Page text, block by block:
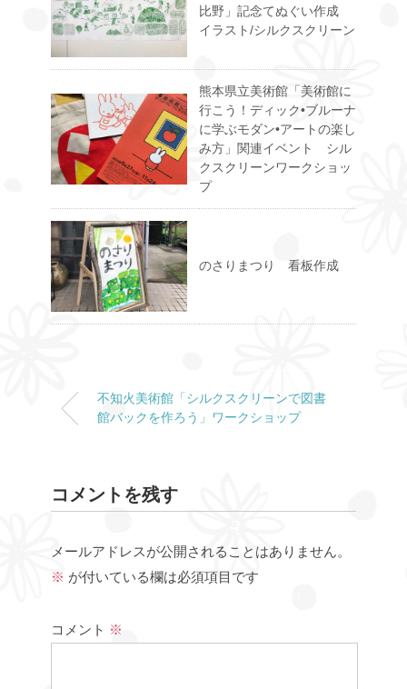
比野」記念てぬぐい作成
イラスト/シルクスクリーン
熊本県立美術館「美術館に
行こう！ディック•ブルーナ
に学ぶモダン•アートの楽し
み方」関連イベント シル
クスクリーンワークショッ
プ
のさりまつり 看板作成
不知火美術館「シルクスクリーンで図書
館バックを作ろう」ワークショップ
コメントを残す
メールアドレスが公開されることはありません。
※ が付いている欄は必須項目です
コメント ※